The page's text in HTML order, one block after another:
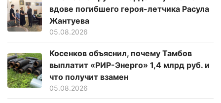
вдове погибшего героя-летчика Расула
Жантуева
05.08.2026
Косенков объяснил, почему Тамбов
выплатит «РИР-Энерго» 1,4 млрд руб. и
что получит взамен
05.08.2026